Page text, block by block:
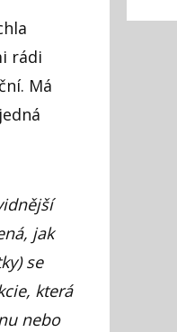
rádi
Má
jak
se
která
nebo